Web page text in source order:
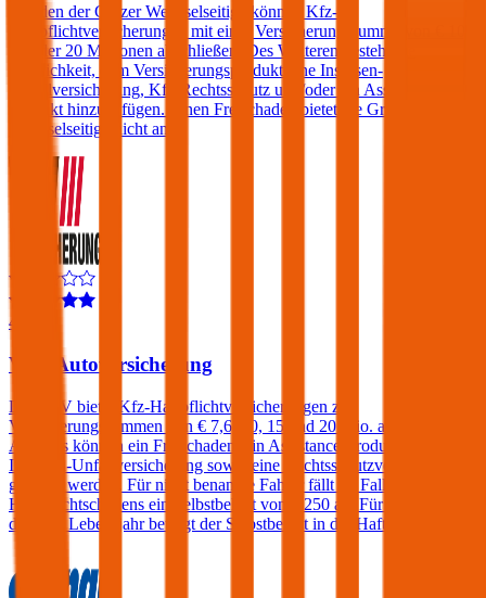
Kunden der Grazer Wechselseitige können Kfz-
Haftpflichtversicherungen mit einer Versicherungssumme von € 10,
15 oder 20 Millionen abschließen. Des Weiteren besteht die
Möglichkeit, dem Versicherungsprodukt eine Insassen-
Unfallversicherung, Kfz-Rechtsschutz und/oder ein Assistance-
Produkt hinzuzufügen. Einen Freischaden bietet die Grazer
Wechselseitige nicht an.
4,4
VAV Autoversicherung
Die VAV bietet Kfz-Haftpflichtversicherungen zu
Versicherungssummen von € 7,6, 10, 15 und 20 Mio. an. Gegen
Aufpreis können ein Freischaden, ein Assistance-Produkt, eine
Insassen-Unfallversicherung sowie eine Rechtsschutzversicherung
gewählt werden. Für nicht benannte Fahrer fällt im Falle eines
Haftpflichtschadens ein Selbstbehalt von € 250 an. Für Fahrer unter
dem 23. Lebensjahr beträgt der Selbstbehalt in der Haftpflicht 400€.